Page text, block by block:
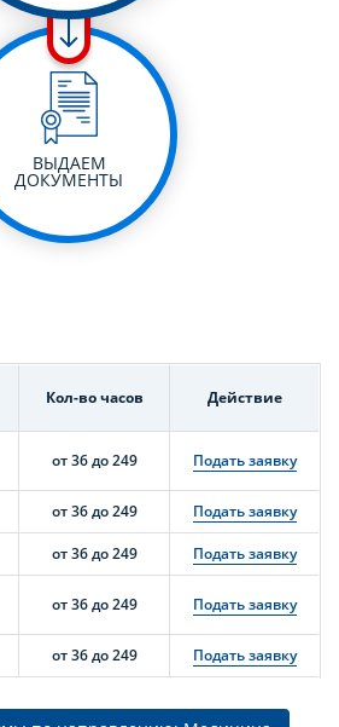
ВЫДАЕМ
ДОКУМЕНТЫ
Кол-во часов Действие
от 36 до 249 Подать заявку
от 36 до 249 Подать заявку
от 36 до 249 Подать заявку
от 36 до 249 Подать заявку
от 36 до 249 Подать заявку